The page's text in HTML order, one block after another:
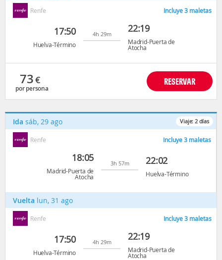
Renfe Incluye 3 maletas
17:50
Huelva-Término
4h 29m 22:19
Madrid-Puerta de
Atocha
73€
por persona
RESERVAR
Viaje: 2días
Ida sáb, 29 ago
Renfe Incluye 3 maletas
18:05
Madrid-Puerta de
Atocha
3h 57m 22:02
Huelva-Término
Vuelta lun, 31 ago
Renfe Incluye 3 maletas
17:50
Huelva-Término
4h 29m 22:19
Madrid-Puerta de
Atocha